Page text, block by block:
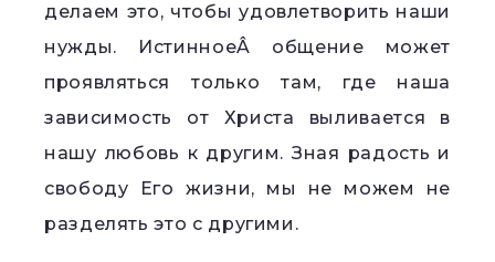
делаем это, чтобы удовлетворить наши
нужды. ИстинноеÂ общение может
проявляться только там, где наша
зависимость от Христа выливается в
нашу любовь к другим. Зная радость и
свободу Его жизни, мы не можем не
разделять это с другими.